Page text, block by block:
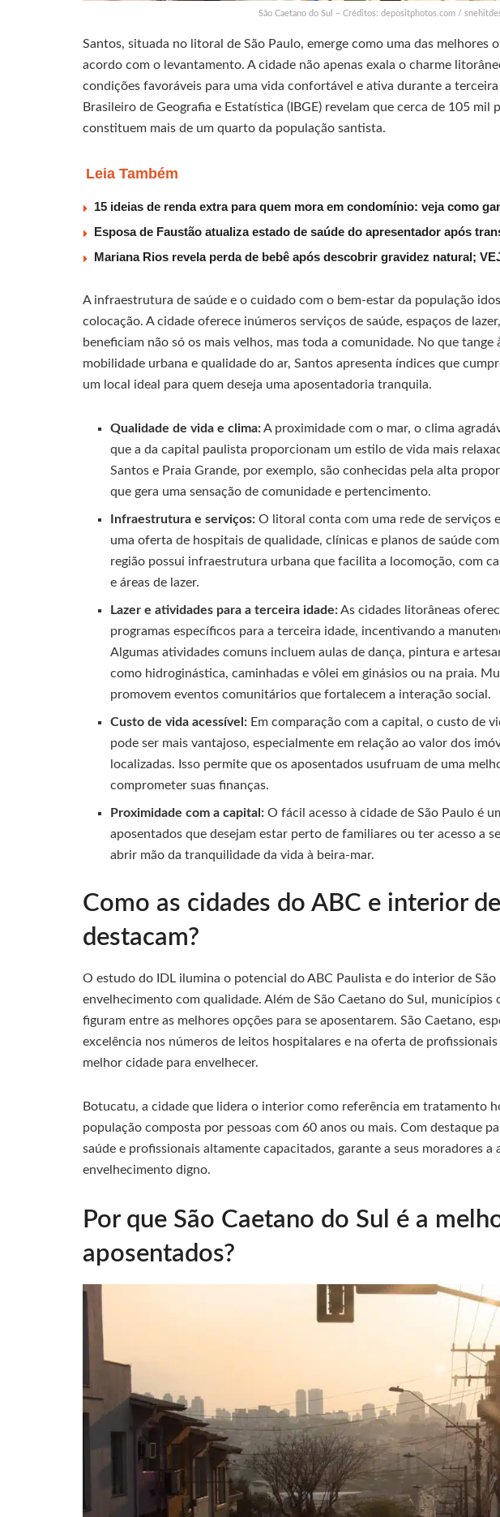
São Caetano do Sul – Créditos: depositphotos.com /
Santos, situada no litoral de São Paulo, emerge como uma das melhores
acordo com o levantamento. A cidade não apenas exala o charme
condições favoráveis para uma vida confortável e ativa durante a
Brasileiro de Geografia e Estatística (IBGE) revelam que cerca de 105 mil
constituem mais de um quarto da população santista.
Leia Também
15 ideias de renda extra para quem mora em condomínio: veja como
Esposa de Faustão atualiza estado de saúde do apresentador após
Mariana Rios revela perda de bebê após descobrir gravidez natural;
A infraestrutura de saúde e o cuidado com o bem-estar da população
colocação. A cidade oferece inúmeros serviços de saúde, espaços de
beneficiam não só os mais velhos, mas toda a comunidade. No que tange
mobilidade urbana e qualidade do ar, Santos apresenta índices que
um local ideal para quem deseja uma aposentadoria tranquila.
Qualidade de vida e clima:A proximidade com o mar, o clima
que a da capital paulista proporcionam um estilo de vida mais
Santos e Praia Grande, por exemplo, são conhecidas pela alta
que gera uma sensação de comunidade e pertencimento.
Infraestrutura e serviços: O litoral conta com uma rede de serviços
uma oferta de hospitais de qualidade, clínicas e planos de saúde
região possui infraestrutura urbana que facilita a locomoção, com
e áreas de lazer.
Lazer e atividades para a terceira idade:As cidades litorâneas
programas específicos para a terceira idade, incentivando a
Algumas atividades comuns incluem aulas de dança, pintura e
como hidroginástica, caminhadas e vôlei em ginásios ou na praia.
promovem eventos comunitários que fortalecem a interação social.
Custo de vida acessível: Em comparação com a capital, o custo de
pode ser mais vantajoso, especialmente em relação ao valor dos
localizadas. Isso permite que os aposentados usufruam de uma
comprometer suas finanças.
Proximidade com a capital: O fácil acesso à cidade de São Paulo é
aposentados que desejam estar perto de familiares ou ter acesso a
abrir mão da tranquilidade da vida à beira-mar.
Como as cidades do ABC e interior
destacam?
O estudo do IDL ilumina o potencial do ABC Paulista e do interior de
envelhecimento com qualidade. Além de São Caetano do Sul,
figuram entre as melhores opções para se aposentarem. São Caetano,
excelência nos números de leitos hospitalares e na oferta de
melhor cidade para envelhecer.
Botucatu, a cidade que lidera o interior como referência em tratamento
população composta por pessoas com 60 anos ou mais. Com destaque
saúde e profissionais altamente capacitados, garante a seus moradores a
envelhecimento digno.
Por que São Caetano do Sul é a
aposentados?